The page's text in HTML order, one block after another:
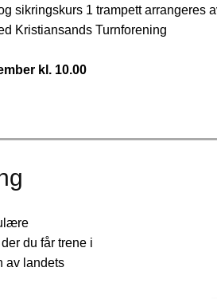
sikringskurs 1 trampett arrangeres
Kristiansands Turnforening
kl. 10.00
du får trene i
av landets